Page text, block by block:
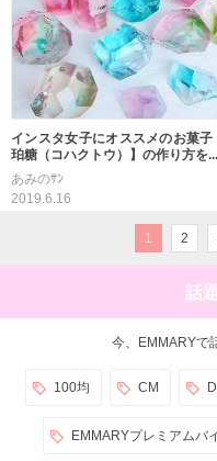
インスタ女子にオススメのお菓子
珀糖（コハクトウ）】の作り方を...
あみのｻﾝ
2019.6.16
1 2
話
今、EMMARYで
100均 CM
EMMARYプレミアムバ